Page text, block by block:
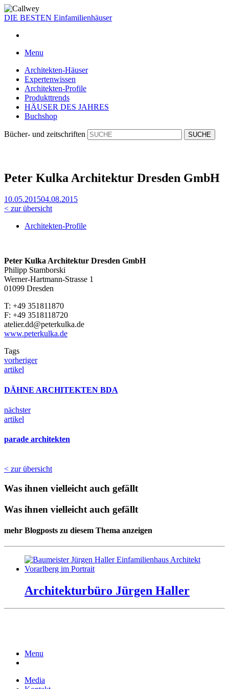
DIE BESTEN Einfamilienhäuser
Menu
Architekten-Häuser
Expertenwissen
Architekten-Profile
Produkttrends
HÄUSER DES JAHRES
Buchshop
Bücher- und zeitschriften
Pe­ter Kul­ka Ar­chi­tek­tur Dresden GmbH
10.05.201504.08.2015
< zur übersicht
Architekten-Profile
Peter Kulka Architektur Dresden GmbH
Philipp Stamborski
Werner-Hartmann-Strasse 1
01099 Dresden
T: +49 351811870
F: +49 3518118720
atelier.dd@peterkulka.de
www.peterkulka.de
Tags
vorheriger
artikel
DÄHNE AR­CHI­TEK­TEN BDA
nächster
artikel
pa­ra­de ar­chi­tek­ten
< zur übersicht
Was ihnen vielleicht auch gefällt
Was ihnen vielleicht auch gefällt
mehr Blogposts zu diesem Thema anzeigen
Ar­chi­tek­turbüro Jürgen Hal­ler
Menu
Media